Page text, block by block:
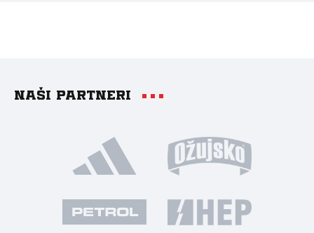
Naši partneri